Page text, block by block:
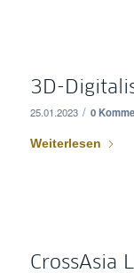
3D-
25.01.2023 / 0
Weiterlesen
CrossAsia